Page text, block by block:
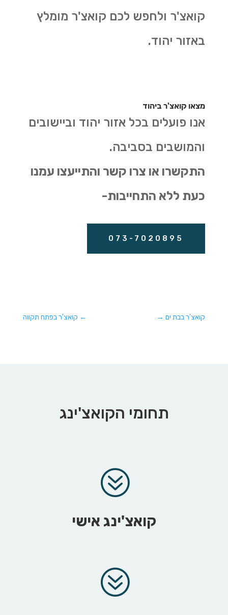
קואצ'ר ולחפש לכם קואצ'ר מומלץ
באזור יהוד.
מצאו קואצ'ר ביהוד
אנו פועלים בכל אזור יהוד וביישובים
והמושבים בסביבה.
התקשרו או צרו קשר והתייעצו עמנו
כעת ללא התחייבות-
073-7020895
← קואצ'ר בפתח תקווה קואצ'ר בבת ים→
תחומי הקואצ'ינג
?
קואצ'ינג אישי
?